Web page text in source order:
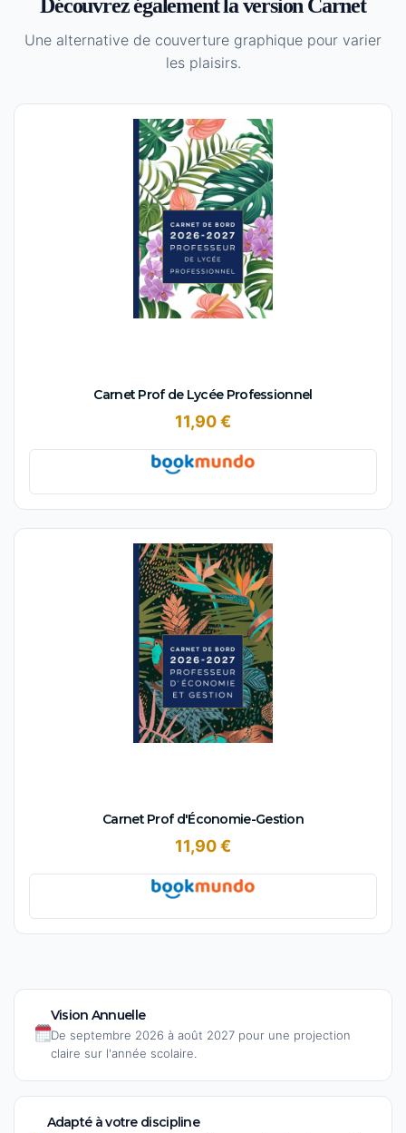
Découvrez également la version Carnet
Une alternative de couverture graphique pour varier
les plaisirs.
Carnet Prof de Lycée Professionnel
11,90 €
Carnet Prof d'Économie-Gestion
11,90 €
Vision Annuelle
De septembre 2026 à août 2027 pour une projection
claire sur l'année scolaire.
Adapté à votre discipline